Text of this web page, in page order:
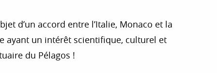
d’un accord entre l’Italie, Monaco et la
ayant un intérêt scientifique, culturel et
du Pélagos !